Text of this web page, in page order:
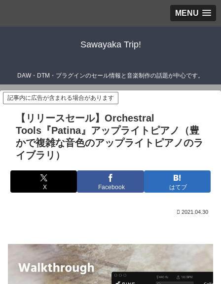
MENU
Sawayaka Trip!
DAW・DTM・プラグインのセール情報と音楽制作の話題が中心です。
記事内に広告が含まれる場合があります
【リリースセール】Orchestral
Tools『Patina』アップライトピアノ（豊
かで複雑な音色のアップライトピアノのラ
イブラリ）
X Facebook はてブ
2021.04.30